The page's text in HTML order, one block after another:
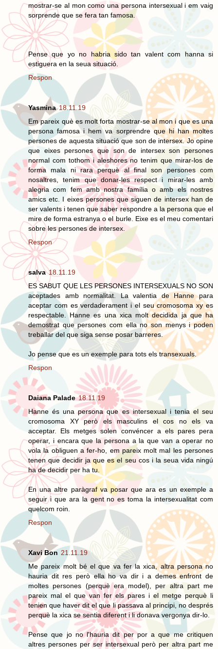
mostrar-se al mon como una persona intersexual i em vaig
sorprende que se fera tan famosa.
Pense que yo no habria sido tan valent com hanna si
estiguera en la seua situació.
Respon
Yasmina 18.11.19
Em pareix què es molt forta mostrar-se al mon i que es una
persona famosa i hem va sorprendre que hi han moltes
persones de aquesta situació que son de intersex. Jo opine
que eixes persones que son de intersex son persones
normal com tothom i aleshores no tenim que mirar-los de
forma mala ni rara perquè al final son persones com
nosaltres, tenim que donar-les respect i mirar-les amb
alegria com fem amb nostra família o amb els nostres
amics etc. I eixes persones que siguen de intersex han de
ser valents i tenen que saber respondre a la persona que el
mire de forma estranya o el burle. Eixe es el meu comentari
sobre les persones de intersex.
Respon
salva 18.11.19
ES SABUT QUE LES PERSONES INTERSEXUALS NO SON
aceptades amb normalitat. La valentia de Hanne para
aceptar com es verdaderament i el seu cromosoma xy es
respectable. Hanne es una xica molt decidida ja que ha
demostrat que persones com ella no son menys i poden
treballar del que siga sense posar barreres.
Jo pense que es un exemple para tots els transexuals.
Respon
Daiana Palade 18.11.19
Hanne és una persona que es intersexual i tenia el seu
cromosoma XY però els masculins el cos no els va
acceptar. Els metges solen convéncer a els pares pera
operar, i encara que la persona a la que van a operar no
vola la obliguen a fer-ho, em pareix molt mal les persones
tenen que decidir ja que es el seu cos i la seua vida ningú
ha de decidir per ha tu.
En una altre paràgraf va posar que ara es un exemple a
seguir i que ara la gent no es toma la intersexualitat com
quelcom roin.
Respon
Xavi Bon 21.11.19
Me pareix molt bé el que va fer la xica, altra persona no
hauria dit res però ella ho va dir i a demes enfront de
moltes persones (perquè era model), per altra part me
pareix mal el que van fer els pares i el metge perquè li
tenien que haver dit el que li passava al principi, no després
perquè la xica se sentia diferent i li donava vergonya dir-lo.
Pense que jo no l'hauria dit per por a que me critiquen
altres persones per ser intersexual però per altra part me